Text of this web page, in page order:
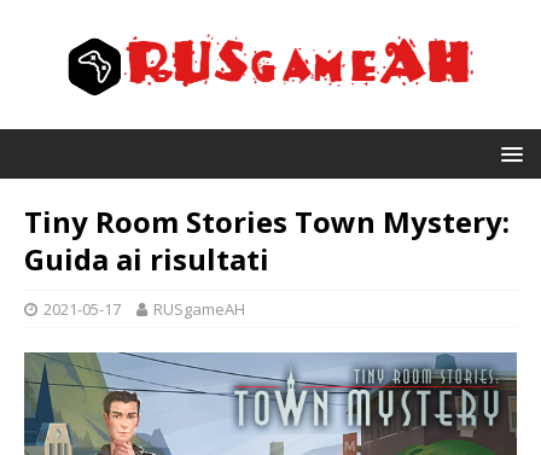
Tiny Room Stories Town Mystery:
Guida ai risultati
2021-05-17 RUSgameAH